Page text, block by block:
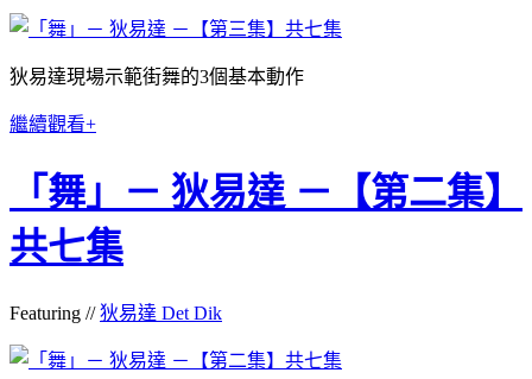
狄易達現場示範街舞的3個基本動作
繼續觀看+
「舞」－ 狄易達 －【第二集】
共七集
Featuring //狄易達 Det Dik